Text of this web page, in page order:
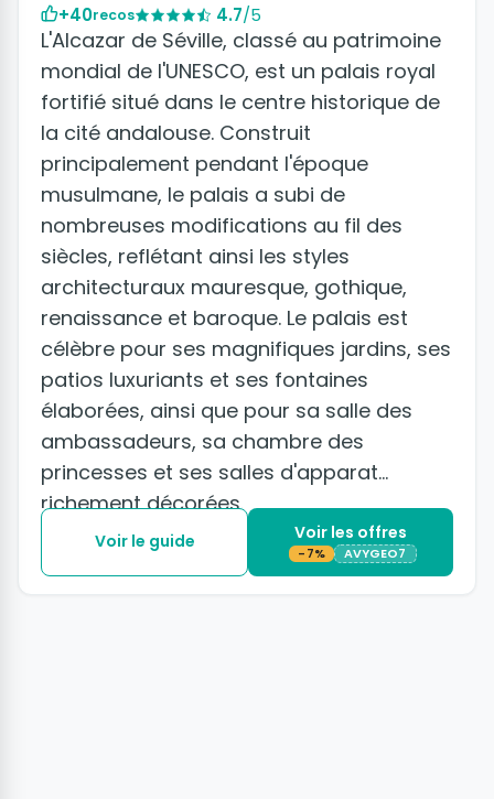
+40recos 4.7/5
L'Alcazar de Séville, classé au patrimoine
mondial de l'UNESCO, est un palais royal
fortifié situé dans le centre historique de
la cité andalouse. Construit
principalement pendant l'époque
musulmane, le palais a subi de
nombreuses modifications au fil des
siècles, reflétant ainsi les styles
architecturaux mauresque, gothique,
renaissance et baroque. Le palais est
célèbre pour ses magnifiques jardins, ses
patios luxuriants et ses fontaines
élaborées, ainsi que pour sa salle des
ambassadeurs, sa chambre des
princesses et ses salles d'apparat
richement décorées.
Voir le guide Voir les offres
-7% AVYGEO7